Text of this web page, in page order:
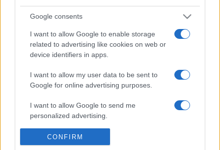
Google consents
I want to allow Google to enable storage
related to advertising like cookies on web or
device identifiers in apps.
I want to allow my user data to be sent to
Google for online advertising purposes.
I want to allow Google to send me
personalized advertising.
I want to allow Google to enable storage
related to analytics like cookies on web or
CONFIRM